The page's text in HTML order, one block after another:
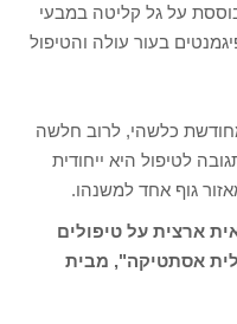
על גל קליטה במבעי
בעור עולה והטיפול
כלשהי, לרוב חלשה
לטיפול היא ייחודית
גוף אחד למשנהו.
ארצית על טיפולים
אסתטיקה", מבית